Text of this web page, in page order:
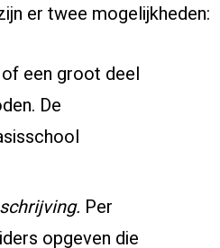
er twee mogelijkheden:
een groot deel
De
Per
opgeven die